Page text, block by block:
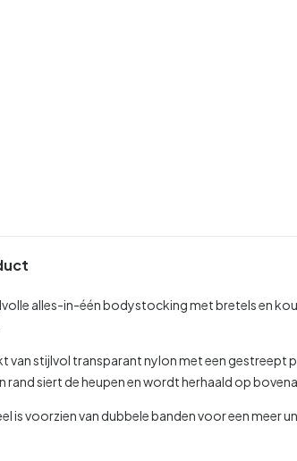
alles-in-één bodystocking met bretels en
van stijlvol transparant nylon met een
siert de heupen en wordt herhaald op
is voorzien van dubbele banden voor een meer